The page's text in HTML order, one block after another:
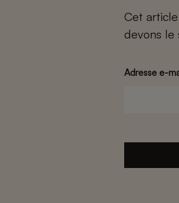
Cet
devons le
Adresse e-